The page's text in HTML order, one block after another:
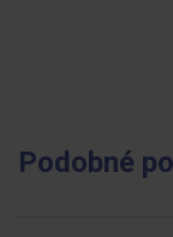
Podobné